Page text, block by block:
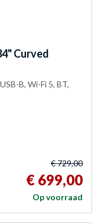
Curved
B, Wi-Fi 5, BT,
€ 729,00
€ 699,00
Op voorraad